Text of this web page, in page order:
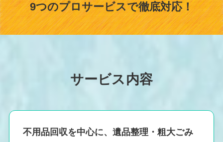
9つのプロサービスで徹底対応！
サービス内容
不用品回収を中心に、遺品整理・粗大ごみ